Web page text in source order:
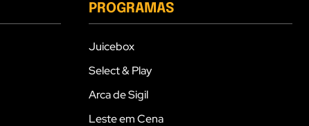
PROGRAMAS
Juicebox
Select & Play
Arca de Sigil
Leste em Cena